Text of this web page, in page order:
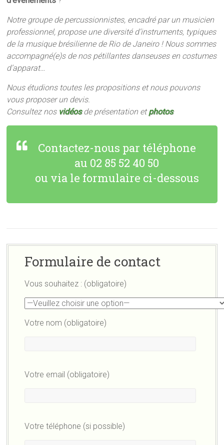
Notre groupe de percussionnistes, encadré par un musicien
professionnel, propose une diversité d’instruments, typiques
de la musique brésilienne de Rio de Janeiro ! Nous sommes
accompagné(e)s de nos pétillantes danseuses en costumes
d’apparat…
Nous étudions toutes les propositions et nous pouvons
vous proposer un devis.
Consultez nos vidéosde présentation etphotos
Contactez-nous par téléphone
au 02 85 52 40 50
ou via le formulaire ci-dessous
Formulaire de contact
Vous souhaitez : (obligatoire)
Votre nom (obligatoire)
Votre email (obligatoire)
Votre téléphone (si possible)